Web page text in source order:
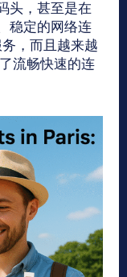
头，甚至是在
稳定的网络连
，而且越来越
流畅快速的连